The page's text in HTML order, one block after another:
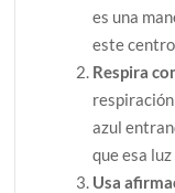
es una
este
Respira
azul
que esa
Usa